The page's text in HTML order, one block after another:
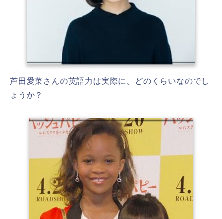
芦田愛菜さんの英語力は実際に、どのくらいなのでし
ょうか？